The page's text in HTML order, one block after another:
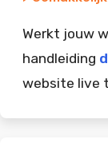
Werkt jouw
handleiding
website live